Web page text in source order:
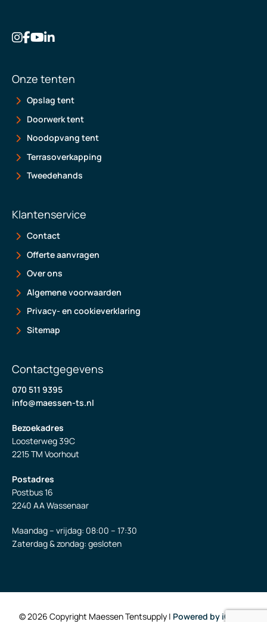
Onze tenten
Opslag tent
Doorwerk tent
Noodopvang tent
Terrasoverkapping
Tweedehands
Klantenservice
Contact
Offerte aanvragen
Over ons
Algemene voorwaarden
Privacy- en cookieverklaring
Sitemap
Contactgegevens
070 511 9395
info@maessen-ts.nl
Bezoekadres
Loosterweg 39C
2215 TM Voorhout
Postadres
Postbus 16
2240 AA Wassenaar
Maandag – vrijdag: 08:00 – 17:30
Zaterdag & zondag: gesloten
© 2026 Copyright Maessen Tentsupply | Powered by iClicks